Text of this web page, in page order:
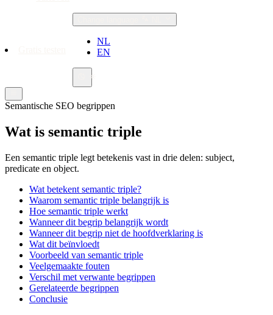
NL
EN
Semantische SEO begrippen
Wat is semantic triple
Een semantic triple legt betekenis vast in drie delen: subject,
predicate en object.
Wat betekent semantic triple?
Waarom semantic triple belangrijk is
Hoe semantic triple werkt
Wanneer dit begrip belangrijk wordt
Wanneer dit begrip niet de hoofdverklaring is
Wat dit beïnvloedt
Voorbeeld van semantic triple
Veelgemaakte fouten
Verschil met verwante begrippen
Gerelateerde begrippen
Conclusie